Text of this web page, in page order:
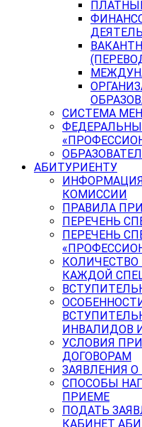
СИСТЕМА
АБИТУРИЕНТУ
КОМИССИИ
ПРАВИЛА
ПЕРЕЧЕНЬ
ПЕРЕЧЕНЬ
КАЖДОЙ
ИНВАЛИДОВ
УСЛОВИЯ
ДОГОВОРАМ
ЗАЯВЛЕНИЯ
СПОСОБЫ
ПРИЕМЕ
ПОДАТЬ
КАБИНЕТ